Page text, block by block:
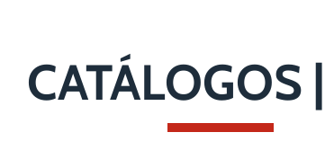
CATÁLOGOS |